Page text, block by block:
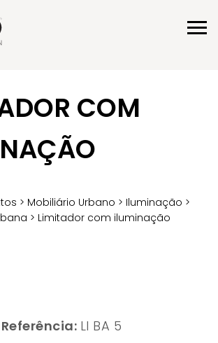
COM
> Mobiliário Urbano > Iluminação >
> Limitador com iluminação
Referência: LI BA 5